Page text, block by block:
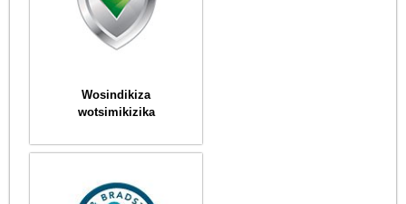
Wosindikiza
wotsimikizika